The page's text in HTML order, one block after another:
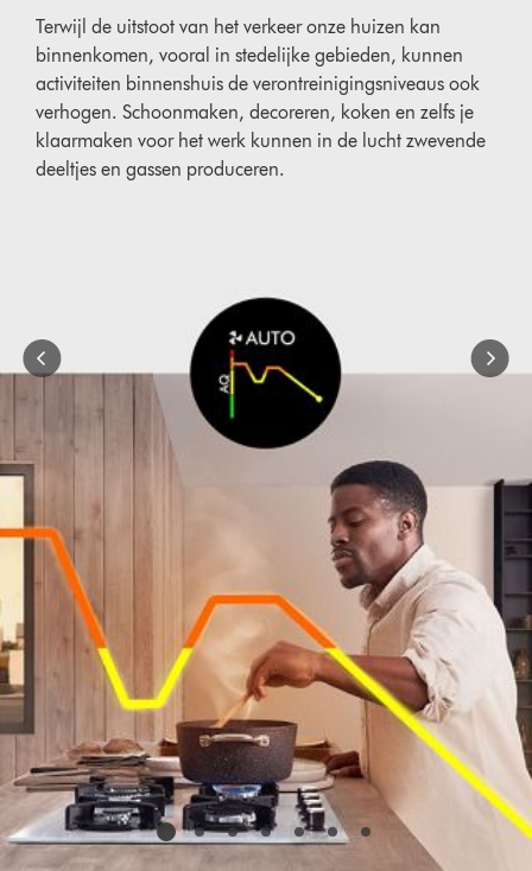
Terwijl de uitstoot van het verkeer onze huizen kan
binnenkomen, vooral in stedelijke gebieden, kunnen
activiteiten binnenshuis de verontreinigingsniveaus ook
verhogen. Schoonmaken, decoreren, koken en zelfs je
klaarmaken voor het werk kunnen in de lucht zwevende
deeltjes en gassen produceren.